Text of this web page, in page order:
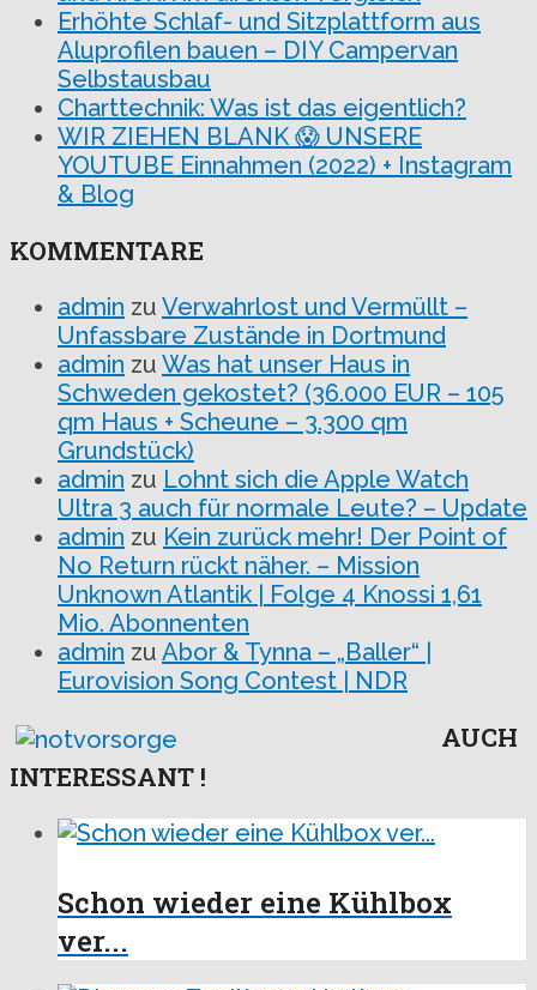
Erhöhte Schlaf- und Sitzplattform aus
Aluprofilen bauen – DIY Campervan
Selbstausbau
Charttechnik: Was ist das eigentlich?
WIR ZIEHEN BLANK 😱 UNSERE
YOUTUBE Einnahmen (2022) + Instagram
& Blog
KOMMENTARE
admin zu Verwahrlost und Vermüllt –
Unfassbare Zustände in Dortmund
admin zu Was hat unser Haus in
Schweden gekostet? (36.000 EUR – 105
qm Haus + Scheune – 3.300 qm
Grundstück)
admin zu Lohnt sich die Apple Watch
Ultra 3 auch für normale Leute? – Update
admin zu Kein zurück mehr! Der Point of
No Return rückt näher. – Mission
Unknown Atlantik | Folge 4 Knossi 1,61
Mio. Abonnenten
admin zu Abor & Tynna – „Baller“ |
Eurovision Song Contest | NDR
AUCH
INTERESSANT !
Schon wieder eine Kühlbox
ver...